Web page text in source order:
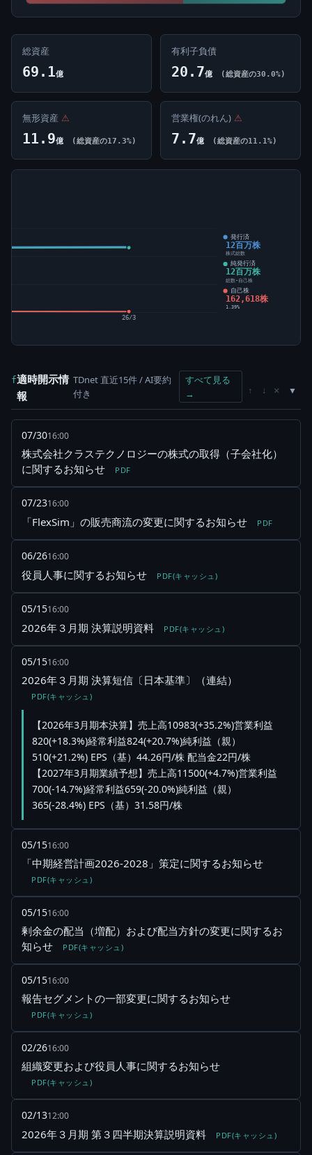
総資産
69.1億
有利子負債
20.7億 (総資産の30.0%)
無形資産 ⚠
11.9億 (総資産の17.3%)
営業権(のれん) ⚠
7.7億 (総資産の11.1%)
26/3
発行済
12百万株
株式総数
純発行済
12百万株
総数-自己株
自己株
162,618株
1.39%
f適時開示情
報
TDnet 直近15件 / AI要約
付き
すべて見る
→
↑ ↓ ×
07/3016:00
株式会社クラステクノロジーの株式の取得（子会社化）
に関するお知らせ
PDF
07/2316:00
「FlexSim」の販売商流の変更に関するお知らせ PDF
06/2616:00
役員人事に関するお知らせ PDF(キャッシュ)
05/1516:00
2026年３月期 決算説明資料 PDF(キャッシュ)
05/1516:00
2026年３月期 決算短信〔日本基準〕（連結）
PDF(キャッシュ)
【2026年3月期本決算】売上高10983(+35.2%)営業利益
820(+18.3%)経常利益824(+20.7%)純利益（親）
510(+21.2%) EPS（基）44.26円/株 配当金22円/株
【2027年3月期業績予想】売上高11500(+4.7%)営業利益
700(-14.7%)経常利益659(-20.0%)純利益（親）
365(-28.4%) EPS（基）31.58円/株
05/1516:00
「中期経営計画2026-2028」策定に関するお知らせ
PDF(キャッシュ)
05/1516:00
剰余金の配当（増配）および配当方針の変更に関するお
知らせ
PDF(キャッシュ)
05/1516:00
報告セグメントの一部変更に関するお知らせ
PDF(キャッシュ)
02/2616:00
組織変更および役員人事に関するお知らせ
PDF(キャッシュ)
02/1312:00
2026年３月期 第３四半期決算説明資料 PDF(キャッシュ)